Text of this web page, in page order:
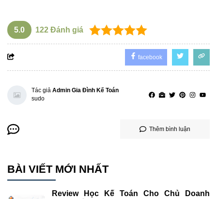
5.0 122 Đánh giá
facebook
Tác giả Admin Gia Đình Kế Toán
sudo
Thêm bình luận
BÀI VIẾT MỚI NHẤT
Review Học Kế Toán Cho Chủ Doanh